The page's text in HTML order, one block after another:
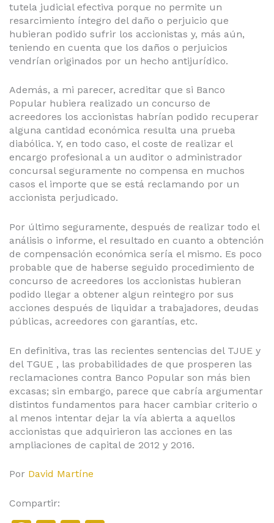
tutela judicial efectiva porque no permite un
resarcimiento íntegro del daño o perjuicio que
hubieran podido sufrir los accionistas y, más aún,
teniendo en cuenta que los daños o perjuicios
vendrían originados por un hecho antijurídico.
Además, a mi parecer, acreditar que si Banco
Popular hubiera realizado un concurso de
acreedores los accionistas habrían podido recuperar
alguna cantidad económica resulta una prueba
diabólica. Y, en todo caso, el coste de realizar el
encargo profesional a un auditor o administrador
concursal seguramente no compensa en muchos
casos el importe que se está reclamando por un
accionista perjudicado.
Por último seguramente, después de realizar todo el
análisis o informe, el resultado en cuanto a obtención
de compensación económica sería el mismo. Es poco
probable que de haberse seguido procedimiento de
concurso de acreedores los accionistas hubieran
podido llegar a obtener algun reintegro por sus
acciones después de liquidar a trabajadores, deudas
públicas, acreedores con garantías, etc.
En definitiva, tras las recientes sentencias del TJUE y
del TGUE , las probabilidades de que prosperen las
reclamaciones contra Banco Popular son más bien
excasas; sin embargo, parece que cabría argumentar
distintos fundamentos para hacer cambiar criterio o
al menos intentar dejar la vía abierta a aquellos
accionistas que adquirieron las acciones en las
ampliaciones de capital de 2012 y 2016.
Por David Martíne
Compartir: